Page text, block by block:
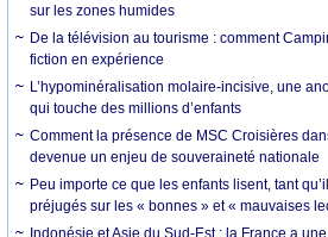
sur les zones humides
De la télévision au tourisme : comment
fiction en expérience
L’hypominéralisation molaire-incisive, une
qui touche des millions d’enfants
Comment la présence de MSC Croisières
devenue un enjeu de souveraineté nationale
Peu importe ce que les enfants lisent, tant
préjugés sur les « bonnes » et « mauvaises
Indonésie et Asie du Sud-Est : la France a